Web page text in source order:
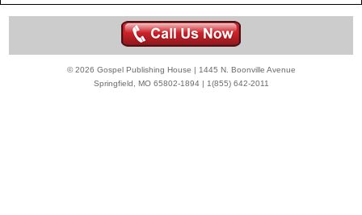
© 2026 Gospel Publishing House | 1445 N. Boonville Avenue
Springfield, MO 65802-1894 | 1(855) 642-2011